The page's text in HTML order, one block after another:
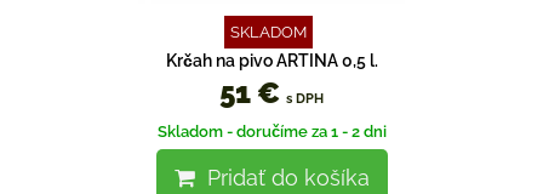
SKLADOM
Krčah na pivo ARTINA 0,5 l.
51 € s DPH
Skladom - doručíme za 1 - 2 dni
Pridať do košíka